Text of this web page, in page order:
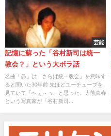
芸能
記憶に蘇った「谷村新司は統一
教会？」という大ボラ話
名曲「昴」は「さらば統一教会」を意味す
ると聞いた30年前 先ほどユーチューブを
見ていて「へぇ～っ」と思った。大熊真春
という写真家が「谷村新司...